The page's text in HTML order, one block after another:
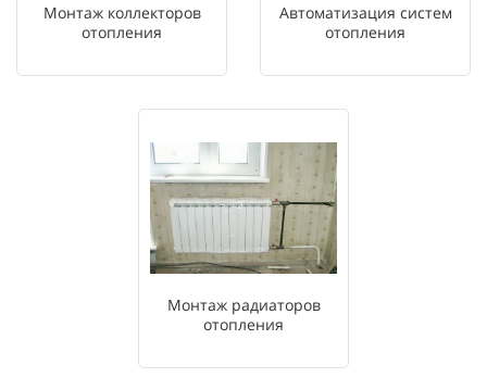
Монтаж коллекторов
отопления
Автоматизация систем
отопления
Монтаж радиаторов
отопления